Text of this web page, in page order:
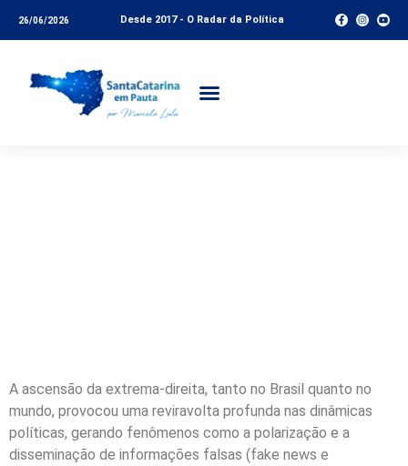
26/06/2026 Desde 2017 - O Radar da Política
A ascensão da extrema-direita, tanto no Brasil quanto no
mundo, provocou uma reviravolta profunda nas dinâmicas
políticas, gerando fenômenos como a polarização e a
disseminação de informações falsas (fake news e